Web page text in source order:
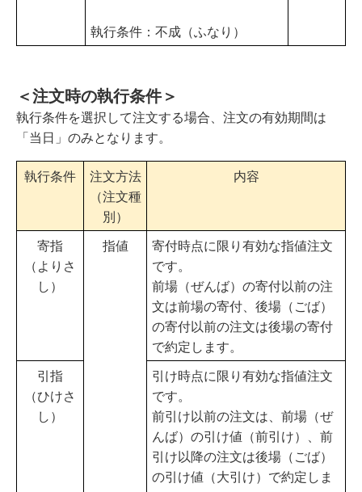
執行条件：不成（ふなり）
＜注文時の執行条件＞
執行条件を選択して注文する場合、注文の有効期間は
「当日」のみとなります。
執行条件
注文方法
（注文種
別）
内容
寄指
（よりさ
し）
指値
寄付時点に限り有効な指値注文
です。
前場（ぜんば）の寄付以前の注
文は前場の寄付、後場（ごば）
の寄付以前の注文は後場の寄付
で約定します。
引指
（ひけさ
し）
引け時点に限り有効な指値注文
です。
前引け以前の注文は、前場（ぜ
んば）の引け値（前引け）、前
引け以降の注文は後場（ごば）
の引け値（大引け）で約定しま